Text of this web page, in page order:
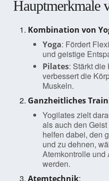
Hauptmerkmale
Kombination von
Yoga: Fördert
und geistige
Pilates: Stärkt die
verbessert die
Muskeln.
Ganzheitliches
Yogilates zielt
als auch den
helfen dabei, den
und zu dehnen,
Atemkontrolle und
werden.
Atemtechnik: